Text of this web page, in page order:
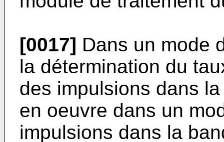
[0017] Dans un mode
la détermination du
des impulsions dans
en oeuvre dans un
impulsions dans la